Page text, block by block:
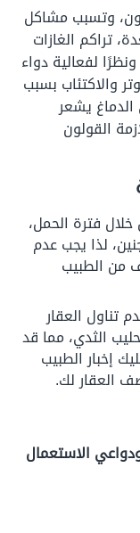
وتسبب مشاكل
تراكم الغازات
لفعالية دواء
والاكتئاب بسبب
يشعر
القولون
فترة الحمل،
لذا يجب عدم
من الطبيب
تناول العقار
الثدي، مما قد
إخبار الطبيب
العقار لك.
الاستعمال